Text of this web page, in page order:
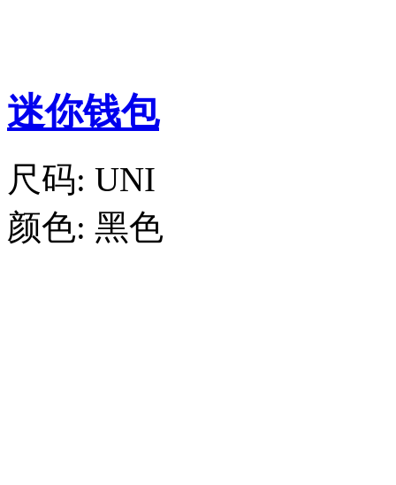
迷你钱包
尺码: UNI
颜色: 黑色